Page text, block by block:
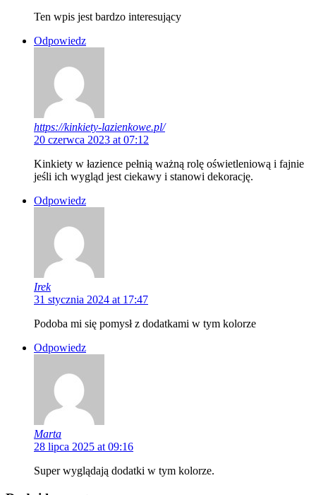
Ten wpis jest bardzo interesujący
Odpowiedz
https://kinkiety-lazienkowe.pl/
20 czerwca 2023 at 07:12
Kinkiety w łazience pełnią ważną rolę oświetleniową i fajnie
jeśli ich wygląd jest ciekawy i stanowi dekorację.
Odpowiedz
Irek
31 stycznia 2024 at 17:47
Podoba mi się pomysł z dodatkami w tym kolorze
Odpowiedz
Marta
28 lipca 2025 at 09:16
Super wyglądają dodatki w tym kolorze.